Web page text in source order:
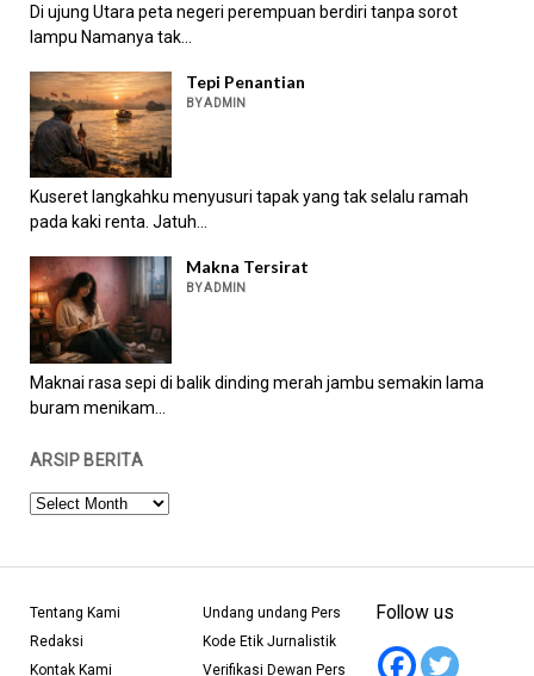
Di ujung Utara peta negeri perempuan berdiri tanpa sorot
lampu Namanya tak...
Tepi Penantian
BY ADMIN
Kuseret langkahku menyusuri tapak yang tak selalu ramah
pada kaki renta. Jatuh...
Makna Tersirat
BY ADMIN
Maknai rasa sepi di balik dinding merah jambu semakin lama
buram menikam...
ARSIP BERITA
ARSIP
Tentang Kami
Redaksi
Kontak Kami
Undang undang Pers
Kode Etik Jurnalistik
Verifikasi Dewan Pers
Follow us